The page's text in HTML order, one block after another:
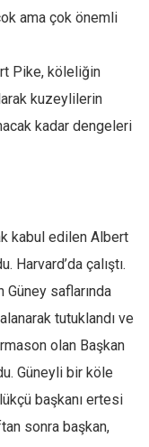
ama çok önemli
Pike, köleliğin
kuzeylilerin
kadar dengeleri
kabul edilen Albert
Harvard’da çalıştı.
Güney saflarında
tutuklandı ve
olan Başkan
Güneyli bir köle
başkanı ertesi
sonra başkan,